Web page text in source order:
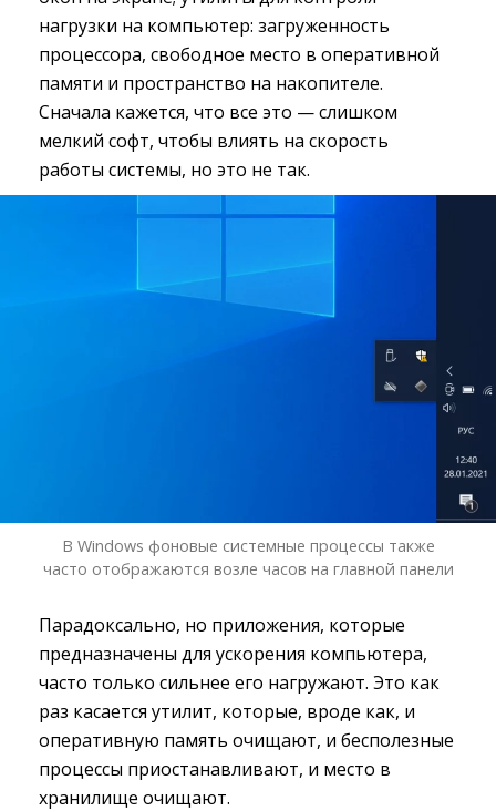
нагрузки на компьютер: загруженность
процессора, свободное место в оперативной
памяти и пространство на накопителе.
Сначала кажется, что все это — слишком
мелкий софт, чтобы влиять на скорость
работы системы, но это не так.
В Windows фоновые системные процессы также
часто отображаются возле часов на главной панели
Парадоксально, но приложения, которые
предназначены для ускорения компьютера,
часто только сильнее его нагружают. Это как
раз касается утилит, которые, вроде как, и
оперативную память очищают, и бесполезные
процессы приостанавливают, и место в
хранилище очищают.